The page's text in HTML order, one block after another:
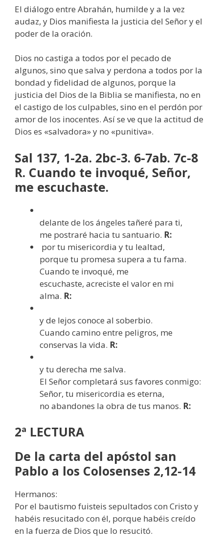
El diálogo entre Abrahán, humilde y a la vez
audaz, y Dios manifiesta la justicia del Señor y el
poder de la oración.
Dios no castiga a todos por el pecado de
algunos, sino que salva y perdona a todos por la
bondad y fidelidad de algunos, porque la
justicia del Dios de la Biblia se manifiesta, no en
el castigo de los culpables, sino en el perdón por
amor de los inocentes. Así se ve que la actitud de
Dios es «salvadora» y no «punitiva».
Sal 137, 1-2a. 2bc-3. 6-7ab. 7c-8
R. Cuando te invoqué, Señor,
me escuchaste.
delante de los ángeles tañeré para ti,
me postraré hacia tu santuario. R:
por tu misericordia y tu lealtad,
porque tu promesa supera a tu fama.
Cuando te invoqué, me
escuchaste, acreciste el valor en mi
alma. R:
y de lejos conoce al soberbio.
Cuando camino entre peligros, me
conservas la vida. R:
y tu derecha me salva.
El Señor completará sus favores conmigo:
Señor, tu misericordia es eterna,
no abandones la obra de tus manos. R:
2ª LECTURA
De la carta del apóstol san
Pablo a los Colosenses 2,12-14
Hermanos:
Por el bautismo fuisteis sepultados con Cristo y
habéis resucitado con él, porque habéis creído
en la fuerza de Dios que lo resucitó.